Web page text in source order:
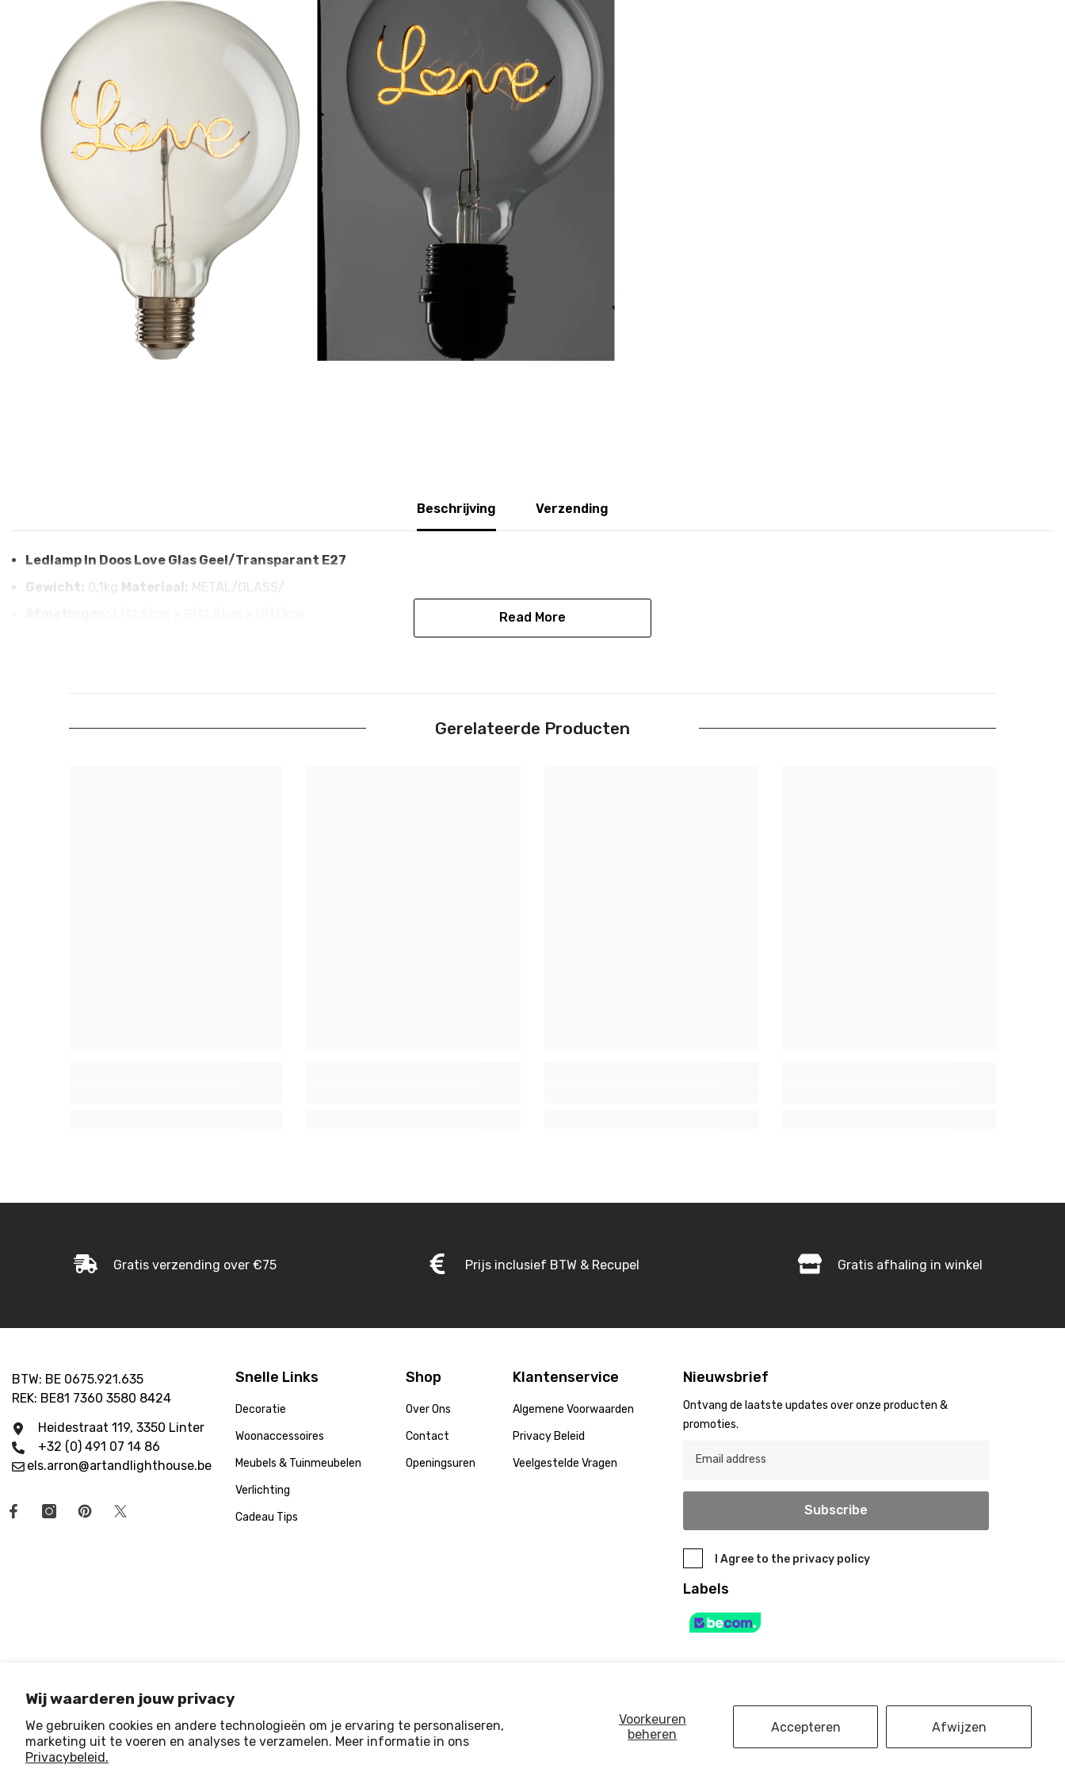
Wij waarderen jouw privacy
We gebruiken cookies en andere technologieën om je ervaring te personaliseren,
marketing uit te voeren en analyses te verzamelen. Meer informatie in ons
Privacybeleid.
Voorkeuren
beheren
Accepteren Afwijzen
Beschrijving Verzending
Ledlamp In Doos Love Glas Geel/Transparant E27
Gewicht: 0,1kg Materiaal: METAL/GLASS/
Read More
Gerelateerde Producten
Gratis verzending over €75 Prijs inclusief BTW & Recupel Gratis afhaling in winkel
BTW: BE 0675.921.635
REK: BE81 7360 3580 8424
Heidestraat 119, 3350 Linter
+32 (0) 491 07 14 86
els.arron@artandlighthouse.be
Snelle Links
Decoratie
Woonaccessoires
Meubels & Tuinmeubelen
Verlichting
Cadeau Tips
Shop
Over Ons
Contact
Openingsuren
Klantenservice
Algemene Voorwaarden
Privacy Beleid
Veelgestelde Vragen
Nieuwsbrief
Ontvang de laatste updates over onze producten &
promoties.
Subscribe
I Agree to the privacy policy
Labels
© 2025 Art & Light House. All Rights Reserved